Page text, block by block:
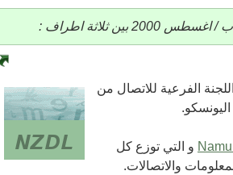
ثلاثة اطراف :
الفرعية للاتصال من
و التي توزع كل
والاتصالات.